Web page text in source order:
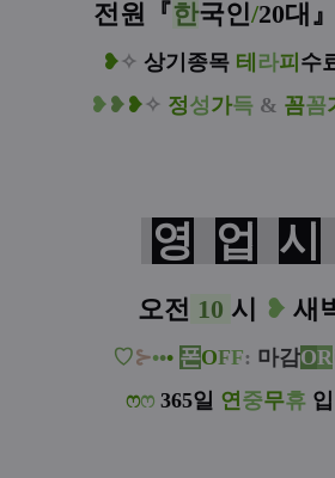
전원 『한국인/20대 』
❥ ✧ 상기종목 테 라피 수
❥ ❥ ❥ ✧ 정성가득 & 꼼꼼
영 업 시
오전 10 시 ❥ 새
♡⊱••• 폰OFF: 마감OR
ෆෆ365일 연중무휴입